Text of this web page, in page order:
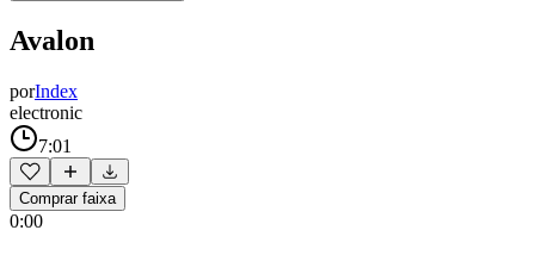
Avalon
porIndex
electronic
7:01
Comprar faixa
0:00